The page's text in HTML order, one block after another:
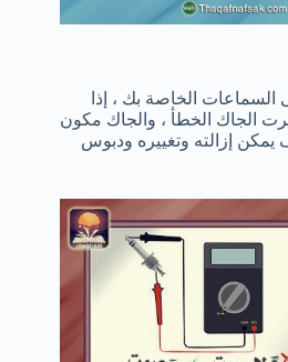
الخاصة بك ، إذا
الجاك الخطأ ، والجاك مكون
إزالته وتغييره ودبوس